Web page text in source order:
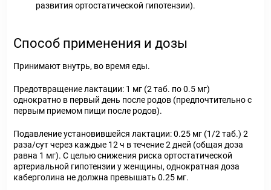
развития ортостатической гипотензии).
Способ применения и дозы
Принимают внутрь, во время еды.
Предотвращение лактации: 1 мг (2 таб. по 0.5 мг)
однократно в первый день после родов (предпочтительно с
первым приемом пищи после родов).
Подавление установившейся лактации: 0.25 мг (1/2 таб.) 2
раза/сут через каждые 12 ч в течение 2 дней (общая доза
равна 1 мг). С целью снижения риска ортостатической
артериальной гипотензии у женщины, однократная доза
каберголина не должна превышать 0.25 мг.